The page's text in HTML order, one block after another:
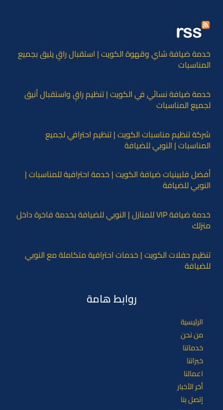
خدمة ضيافة شاي وقهوة الكويت | استقبال راقٍ يليق بجميع
المناسبات
خدمة ضيافة نسائي في الكويت | تنظيم راقٍ واستقبال أنيق
لجميع المناسبات
شركة تنظيم مناسبات الكويت | تنظيم احترافي لجميع
المناسبات | النوبي للضيافة
أفضل فلبينيات ضيافة الكويت | خدمة احترافية للمناسبات |
النوبي للضيافة
خدمة ضيافة VIP للمنازل | النوبي للضيافة بخدمة فاخرة داخل
منزلك
تنظيم حفلات الكويت | خدمات احترافية متكاملة مع النوبي
للضيافة
روابط هامة
الرئيسية
من نحن
خدماتنا
خبراتنا
اعمالنا
أخر الأخبار
إتصل بنا